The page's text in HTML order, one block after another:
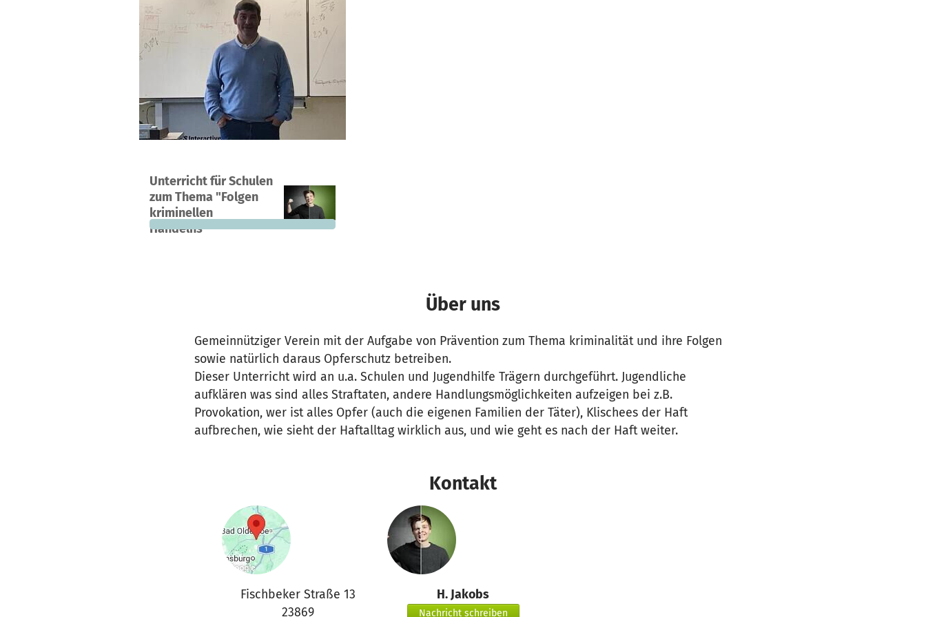
Unterricht für Schulen
zum Thema "Folgen
kriminellen
Handelns"
Ein Projekt in Elmenhorst, Deutschland
0
Spenden
0 %
finanziert
900 €
fehlen noch
Über uns
Gemeinnütziger Verein mit der Aufgabe von Prävention zum Thema kriminalität und ihre Folgen
sowie natürlich daraus Opferschutz betreiben.
Dieser Unterricht wird an u.a. Schulen und Jugendhilfe Trägern durchgeführt. Jugendliche
aufklären was sind alles Straftaten, andere Handlungsmöglichkeiten aufzeigen bei z.B.
Provokation, wer ist alles Opfer (auch die eigenen Familien der Täter), Klischees der Haft
aufbrechen, wie sieht der Haftalltag wirklich aus, und wie geht es nach der Haft weiter.
Kontakt
Fischbeker Straße 13
23869
H. Jakobs
Nachricht schreiben